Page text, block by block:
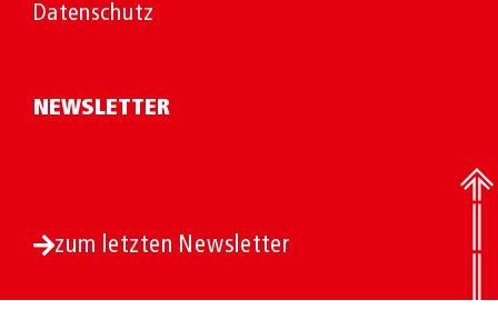
Datenschutz
NEWSLETTER
zum letzten Newsletter